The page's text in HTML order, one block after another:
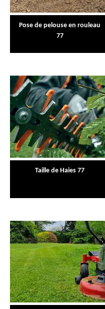
Pose de pelouse en rouleau
77
Taille de Haies 77